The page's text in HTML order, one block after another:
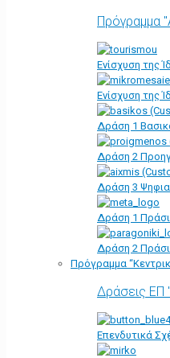
Πρόγραμμα
Ενίσχυση της
Ενίσχυση της
Δράση 1
Δράση 2
Δράση 3
Δράση 1
Δράση 2
Πρόγραμμα
Δράσεις ΕΠ
Επενδυτικά